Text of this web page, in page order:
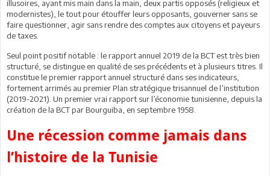
illusoires, ayant mis main dans la main, deux partis opposés (religieux et
modernistes), le tout pour étouffer leurs opposants, gouverner sans se
faire questionner, agir sans rendre des comptes aux citoyens et payeurs
de taxes.
Seul point positif notable : le rapport annuel 2019 de la BCT est très bien
structuré, se distingue en qualité de ses précédents et à plusieurs titres. Il
constitue le premier rapport annuel structuré dans ses indicateurs,
fortement arrimés au premier Plan stratégique trisannuel de l’institution
(2019-2021). Un premier vrai rapport sur l’économie tunisienne, depuis la
création de la BCT par Bourguiba, en septembre 1958.
Une récession comme jamais dans
l’histoire de la Tunisie